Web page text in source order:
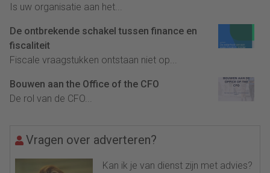
Is uw organisatie aan het...
De ontbrekende schakel tussen finance en
fiscaliteit
Fiscale vraagstukken ontstaan niet op...
Bouwen aan the Office of the CFO
De rol van de CFO...
Vragen over adverteren?
Kan ik je van dienst zijn met advies?